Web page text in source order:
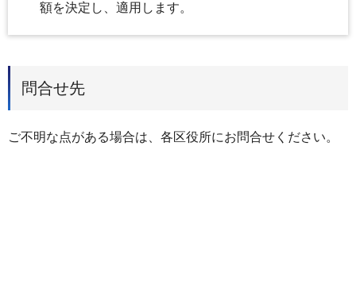
額を決定し、適用します。
問合せ先
ご不明な点がある場合は、各区役所にお問合せください。